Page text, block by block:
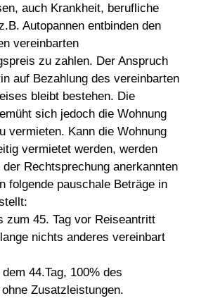
auch Krankheit, berufliche
Autopannen entbinden den
vereinbarten
zu zahlen. Der Anspruch
auf Bezahlung des vereinbarten
bleibt bestehen. Die
sich jedoch die Wohnung
vermieten. Kann die Wohnung
vermietet werden, werden
der Rechtsprechung anerkannten
folgende pauschale Beträge in
zum 45. Tag vor Reiseantritt
nichts anderes vereinbart
44.Tag, 100% des
Zusatzleistungen.